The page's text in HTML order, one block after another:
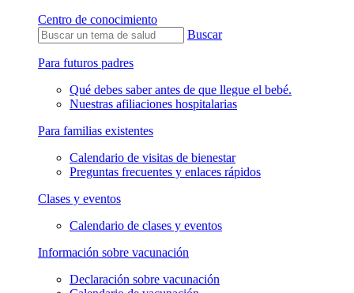
Centro de conocimiento
Buscar
Para futuros padres
Qué debes saber antes de que llegue el bebé.
Nuestras afiliaciones hospitalarias
Para familias existentes
Calendario de visitas de bienestar
Preguntas frecuentes y enlaces rápidos
Clases y eventos
Calendario de clases y eventos
Información sobre vacunación
Declaración sobre vacunación